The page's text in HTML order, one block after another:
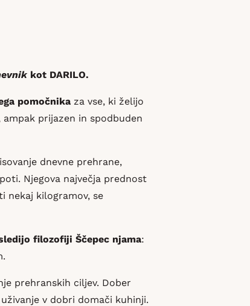
kot DARILO.
pomočnika za vse, ki želijo
prijazen in spodbuden
dnevne prehrane,
Njegova največja prednost
nekaj kilogramov, se
filozofiji Ščepec njama:
prehranskih ciljev. Dober
v dobri domači kuhinji.